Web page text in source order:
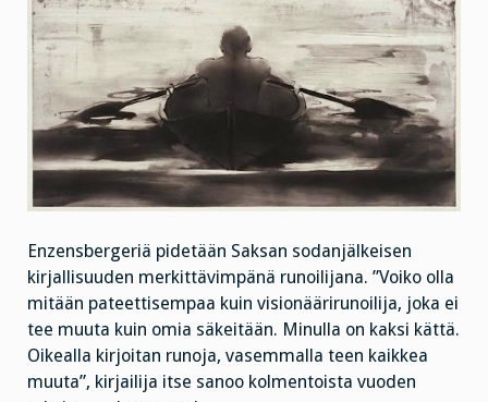
Enzensbergeriä pidetään Saksan sodanjälkeisen
kirjallisuuden merkittävimpänä runoilijana. ”Voiko olla
mitään pateettisempaa kuin visionäärirunoilija, joka ei
tee muuta kuin omia säkeitään. Minulla on kaksi kättä.
Oikealla kirjoitan runoja, vasemmalla teen kaikkea
muuta”, kirjailija itse sanoo kolmentoista vuoden